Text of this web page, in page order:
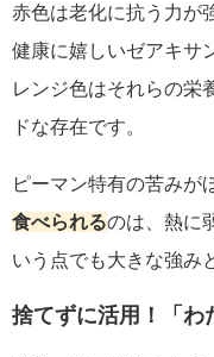
赤色は老化に抗う力が
健康に嬉しいゼアキサ
レンジ色はそれらの栄
ドな存在です。
ピーマン特有の苦みが
食べられるのは、熱に
いう点でも大きな強み
捨てずに活用！「わ